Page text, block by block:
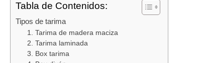
Tabla de Contenidos:
Tipos de tarima
1. Tarima de madera maciza
2. Tarima laminada
3. Box tarima